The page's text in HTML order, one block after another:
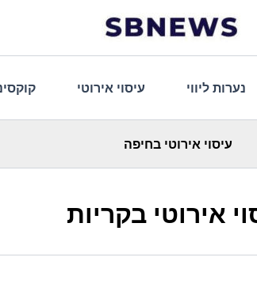
נערות ליווי עיסוי אירוטי
עיסוי אירוטי בחיפה
אירוטי בקריות